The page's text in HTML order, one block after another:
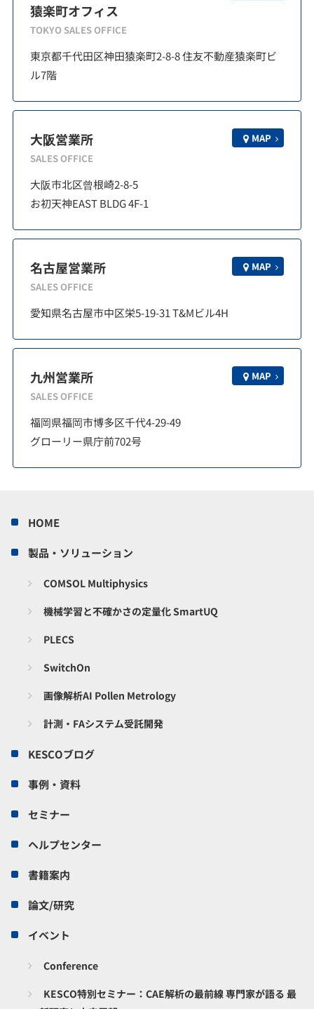
猿楽町オフィス
TOKYO SALES OFFICE
東京都千代田区神田猿楽町2-8-8 住友不動産猿楽町ビ
ル7階
大阪営業所
SALES OFFICE
MAP
大阪市北区曾根崎2-8-5
お初天神EAST BLDG 4F-1
名古屋営業所
SALES OFFICE
MAP
愛知県名古屋市中区栄5-19-31 T&Mビル4H
九州営業所
SALES OFFICE
MAP
福岡県福岡市博多区千代4-29-49
グローリー県庁前702号
HOME
製品・ソリューション
COMSOL Multiphysics
機械学習と不確かさの定量化 SmartUQ
PLECS
SwitchOn
画像解析AI Pollen Metrology
計測・FAシステム受託開発
KESCOブログ
事例・資料
セミナー
ヘルプセンター
書籍案内
論文/研究
イベント
Conference
KESCO特別セミナー：CAE解析の最前線 専門家が語る 最